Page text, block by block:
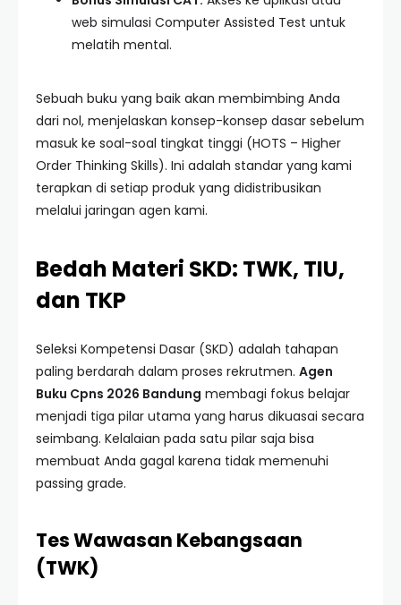
web simulasi Computer Assisted Test untuk
melatih mental.
Sebuah buku yang baik akan membimbing Anda
dari nol, menjelaskan konsep-konsep dasar sebelum
masuk ke soal-soal tingkat tinggi (HOTS – Higher
Order Thinking Skills). Ini adalah standar yang kami
terapkan di setiap produk yang didistribusikan
melalui jaringan agen kami.
Bedah Materi SKD: TWK, TIU,
dan TKP
Seleksi Kompetensi Dasar (SKD) adalah tahapan
paling berdarah dalam proses rekrutmen. Agen
Buku Cpns 2026 Bandung membagi fokus belajar
menjadi tiga pilar utama yang harus dikuasai secara
seimbang. Kelalaian pada satu pilar saja bisa
membuat Anda gagal karena tidak memenuhi
passing grade.
Tes Wawasan Kebangsaan
(TWK)